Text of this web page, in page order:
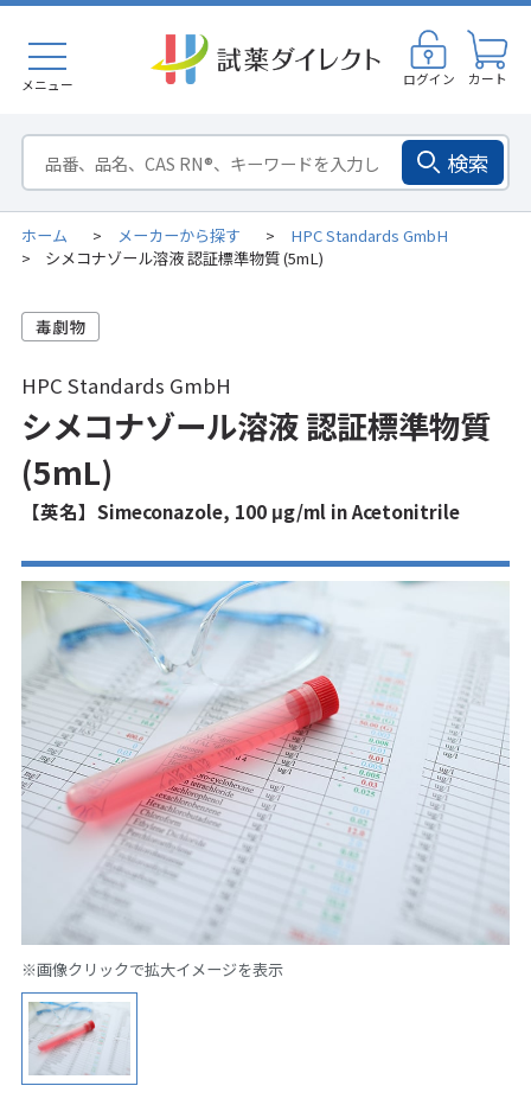
メニュー ログイン カート
検索
ホーム > メーカーから探す > HPC Standards GmbH
> シメコナゾール溶液 認証標準物質 (5mL)
HPC Standards GmbH
シメコナゾール溶液 認証標準物質
(5mL)
【英名】Simeconazole, 100 μg/ml in Acetonitrile
※画像クリックで拡大イメージを表示